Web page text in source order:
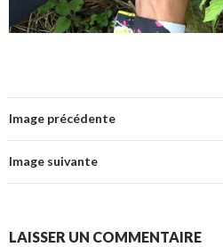
Image précédente
Image suivante
LAISSER UN COMMENTAIRE